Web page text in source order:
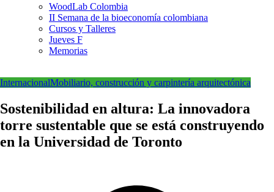
WoodLab Colombia
II Semana de la bioeconomía colombiana
Cursos y Talleres
Jueves F
Memorias
InternacionalMobiliario, construcción y carpintería arquitectónica
Sostenibilidad en altura: La innovadora
torre sustentable que se está construyendo
en la Universidad de Toronto